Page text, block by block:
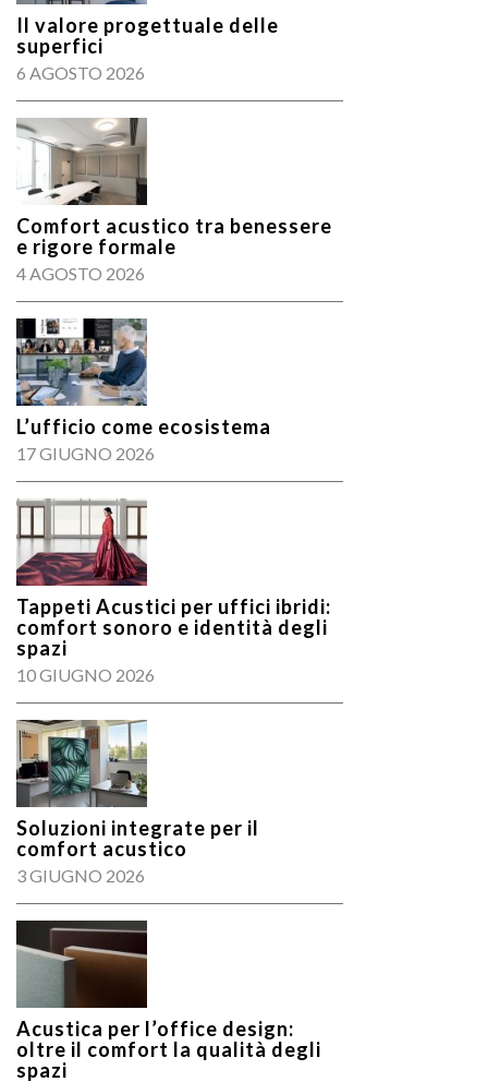
Il valore progettuale delle
superfici
6 AGOSTO 2026
Comfort acustico tra benessere
e rigore formale
4 AGOSTO 2026
L’ufficio come ecosistema
17 GIUGNO 2026
Tappeti Acustici per uffici ibridi:
comfort sonoro e identità degli
spazi
10 GIUGNO 2026
Soluzioni integrate per il
comfort acustico
3 GIUGNO 2026
Acustica per l’office design:
oltre il comfort la qualità degli
spazi